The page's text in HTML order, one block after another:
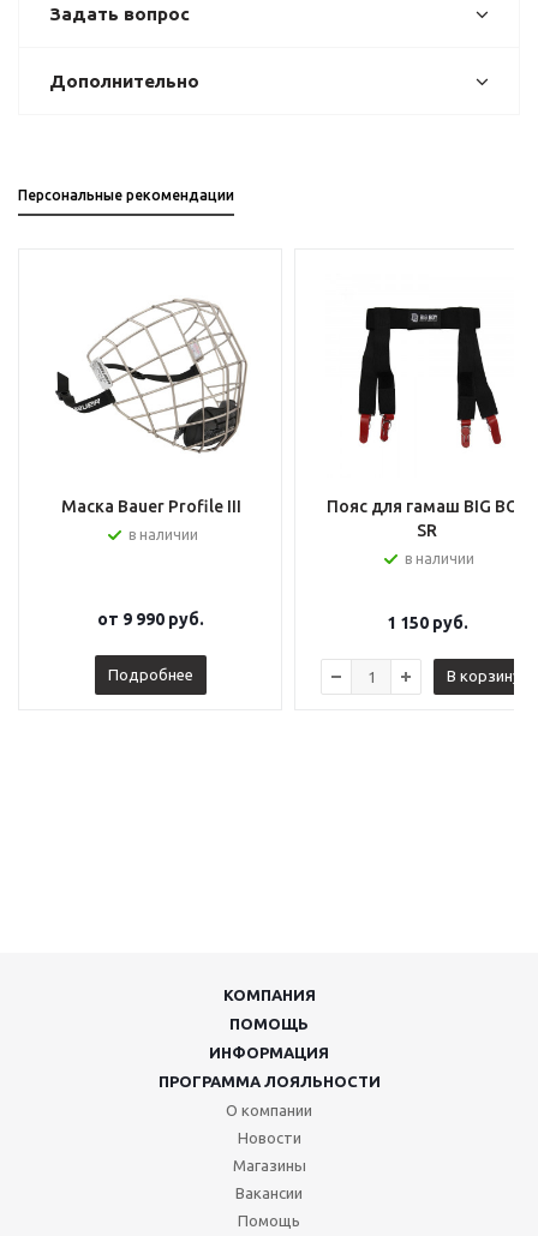
Задать вопрос
Дополнительно
Персональные рекомендации
Маска Bauer Profile III
в наличии
от 9 990 руб.
Подробнее
Пояс для гамаш BIG BOY
SR
в наличии
1 150руб.
В корзину
КОМПАНИЯ
ПОМОЩЬ
ИНФОРМАЦИЯ
ПРОГРАММА ЛОЯЛЬНОСТИ
О компании
Новости
Магазины
Вакансии
Помощь